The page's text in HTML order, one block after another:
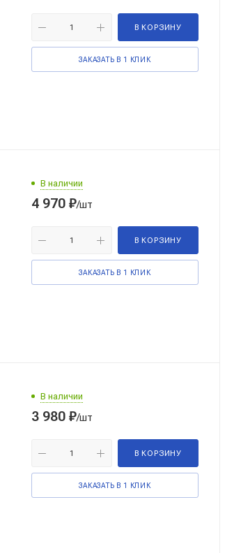
В КОРЗИНУ
ЗАКАЗАТЬ В 1 КЛИК
В наличии
4 970 ₽/шт
В КОРЗИНУ
ЗАКАЗАТЬ В 1 КЛИК
В наличии
3 980 ₽/шт
В КОРЗИНУ
ЗАКАЗАТЬ В 1 КЛИК